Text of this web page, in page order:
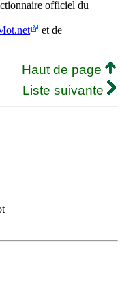
officiel du
et de
Haut de page
Liste suivante